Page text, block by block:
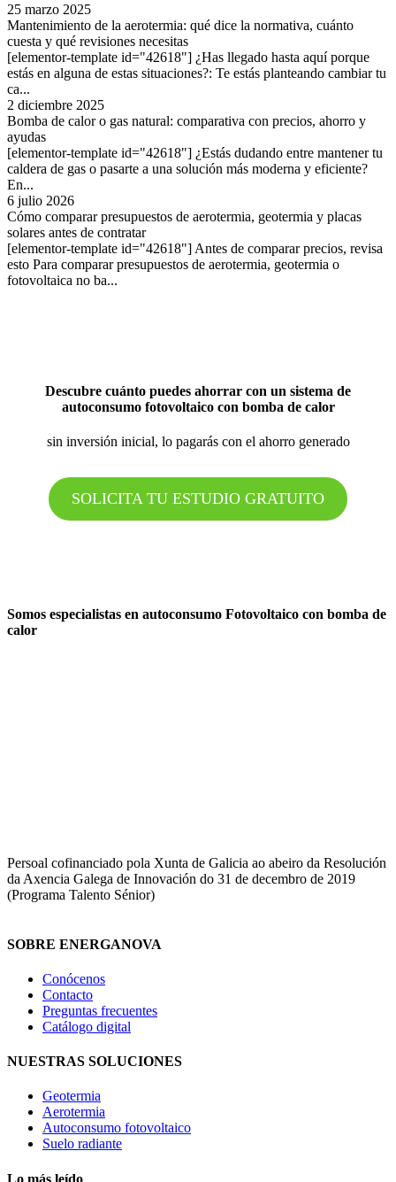
25 marzo 2025
Mantenimiento de la aerotermia: qué dice la normativa, cuánto
cuesta y qué revisiones necesitas
[elementor-template id="42618"] ¿Has llegado hasta aquí porque
estás en alguna de estas situaciones?: Te estás planteando cambiar tu
ca...
2 diciembre 2025
Bomba de calor o gas natural: comparativa con precios, ahorro y
ayudas
[elementor-template id="42618"] ¿Estás dudando entre mantener tu
caldera de gas o pasarte a una solución más moderna y eficiente?
En...
6 julio 2026
Cómo comparar presupuestos de aerotermia, geotermia y placas
solares antes de contratar
[elementor-template id="42618"] Antes de comparar precios, revisa
esto Para comparar presupuestos de aerotermia, geotermia o
fotovoltaica no ba...
Descubre cuánto puedes ahorrar con un sistema de
autoconsumo fotovoltaico con bomba de calor
sin inversión inicial, lo pagarás con el ahorro generado
SOLICITA TU ESTUDIO GRATUITO
Somos especialistas en autoconsumo Fotovoltaico con bomba de
calor
Persoal cofinanciado pola Xunta de Galicia ao abeiro da Resolución
da Axencia Galega de Innovación do 31 de decembro de 2019
(Programa Talento Sénior)
SOBRE ENERGANOVA
Conócenos
Contacto
Preguntas frecuentes
Catálogo digital
NUESTRAS SOLUCIONES
Geotermia
Aerotermia
Autoconsumo fotovoltaico
Suelo radiante
Lo más leído